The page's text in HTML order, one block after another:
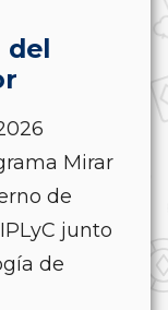
del
Mirar
de
junto
de